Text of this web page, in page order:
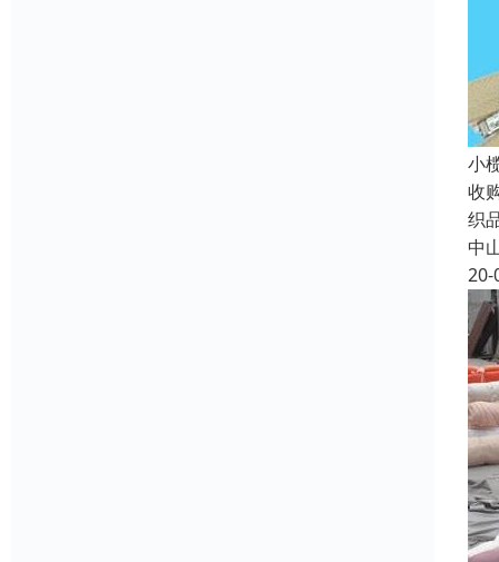
小
收
织
中
20-